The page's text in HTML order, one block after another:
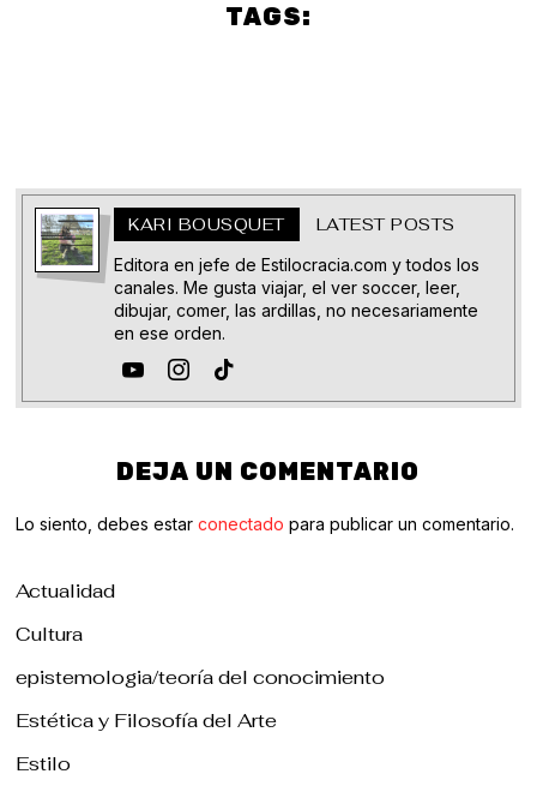
TAGS:
KARI BOUSQUET LATEST POSTS
Editora en jefe de Estilocracia.com y todos los
canales. Me gusta viajar, el ver soccer, leer,
dibujar, comer, las ardillas, no necesariamente
en ese orden.
DEJA UN COMENTARIO
Lo siento, debes estarconectado para publicar un comentario.
Actualidad
Cultura
epistemologia/teoría del conocimiento
Estética y Filosofía del Arte
Estilo